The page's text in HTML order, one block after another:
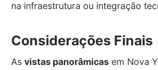
na infraestrutura ou integração
Considerações Finais
As vistas panorâmicasem Nova